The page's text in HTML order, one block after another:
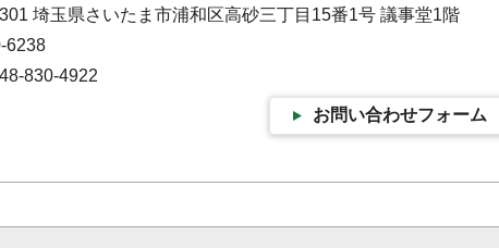
埼玉県さいたま市浦和区高砂三丁目15番1号 議事堂1階
6238
830-4922
お問い合わせフォーム